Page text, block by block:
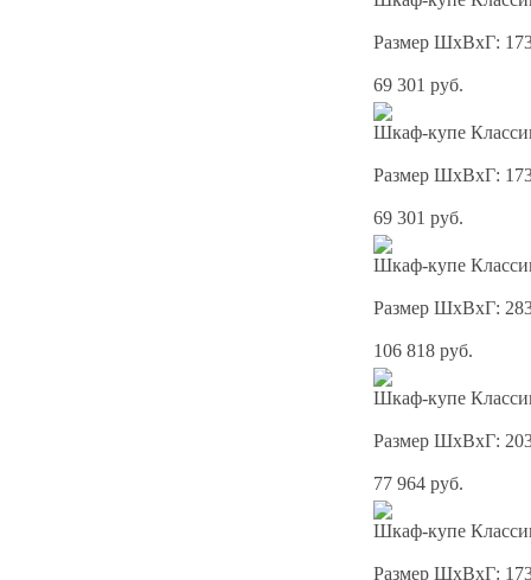
Размер ШхВхГ:
69 301 руб.
Шкаф-купе
Размер ШхВхГ:
69 301 руб.
Шкаф-купе
Размер ШхВхГ:
106 818 руб.
Шкаф-купе
Размер ШхВхГ:
77 964 руб.
Шкаф-купе
Размер ШхВхГ: